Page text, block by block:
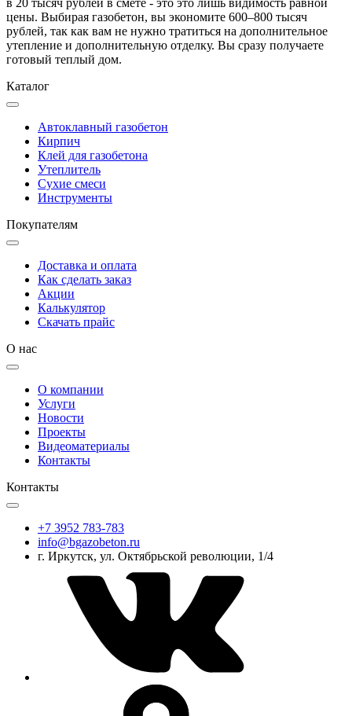
цены. Выбирая газобетон, вы экономите 600–800 тысяч
рублей, так как вам не нужно тратиться на дополнительное
утепление и дополнительную отделку. Вы сразу получаете
готовый теплый дом.
Каталог
Автоклавный газобетон
Кирпич
Клей для газобетона
Утеплитель
Сухие смеси
Инструменты
Покупателям
Доставка и оплата
Как сделать заказ
Акции
Калькулятор
Скачать прайс
О нас
О компании
Услуги
Новости
Проекты
Видеоматериалы
Контакты
Контакты
+7 3952 783-783
info@bgazobeton.ru
г. Иркутск, ул. Октябрьской революции, 1/4